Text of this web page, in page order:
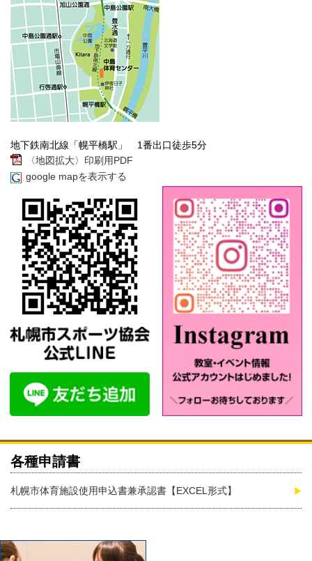
地下鉄南北線「幌平橋駅」 1番出口徒歩5分
〈地図拡大〉印刷用PDF
google mapを表示する
各種申請書
札幌市体育施設使用申込書兼承認書【EXCEL形式】